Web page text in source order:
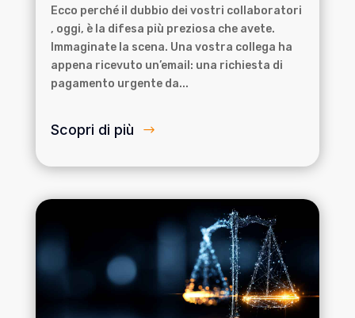
Ecco perché il dubbio dei vostri collaboratori
, oggi, è la difesa più preziosa che avete.
Immaginate la scena. Una vostra collega ha
appena ricevuto un’email: una richiesta di
pagamento urgente da...
Scopri di più